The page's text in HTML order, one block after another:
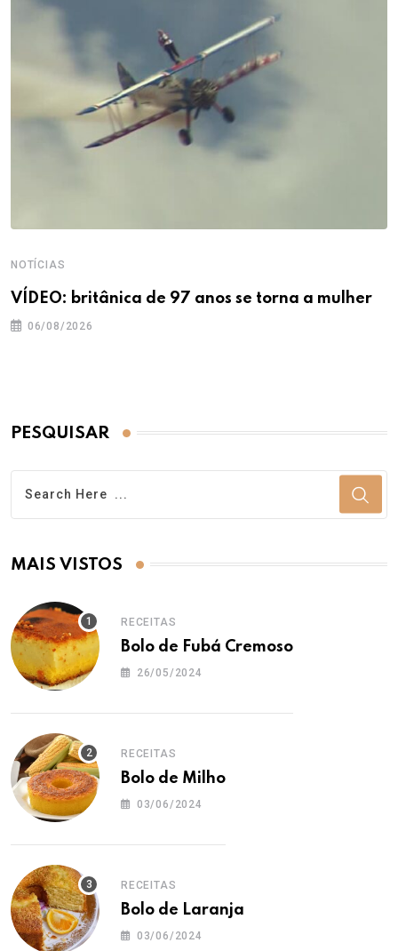
NOTÍCIAS
VÍDEO: britânica de 97 anos se torna a mulher
06/08/2026
PESQUISAR
MAIS VISTOS
RECEITAS
Bolo de Fubá Cremoso
26/05/2024
RECEITAS
Bolo de Milho
03/06/2024
RECEITAS
Bolo de Laranja
03/06/2024